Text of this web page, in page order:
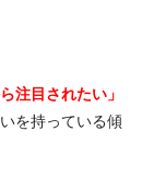
ら注目されたい」
を持っている傾